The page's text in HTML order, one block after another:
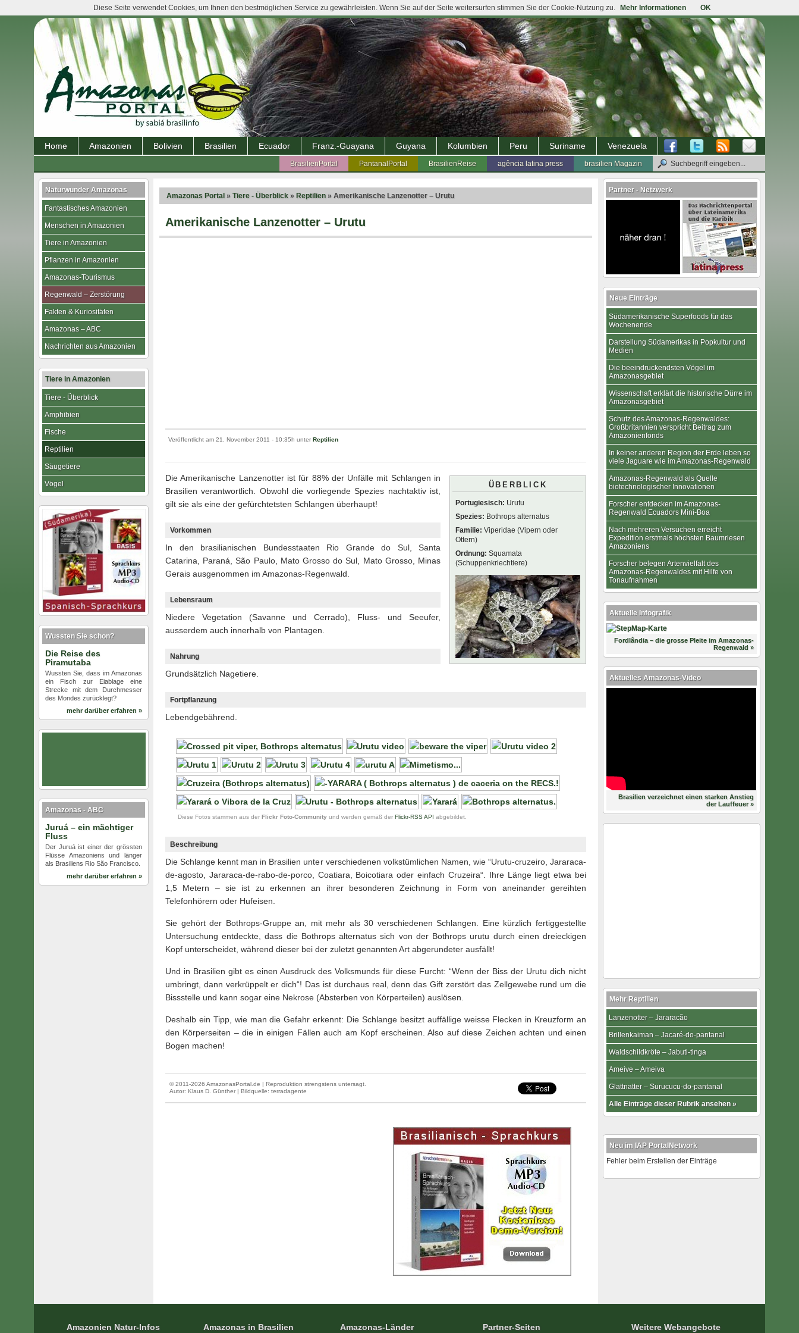
Home Amazonien Bolivien Brasilien Ecuador Franz.-Guayana Guyana Kolumbien Peru Suriname Venezuela
brasilien Magazin
agência latina press
BrasilienReise
PantanalPortal
BrasilienPortal
Amazonas Portal » Tiere - Überblick » Reptilien » Amerikanische Lanzenotter – Urutu
Amerikanische Lanzenotter – Urutu
Veröffentlicht am 21. November 2011 - 10:35h unter Reptilien
ÜBERBLICK
Portugiesisch: Urutu
Spezies: Bothrops alternatus
Familie: Viperidae (Vipern oder
Ottern)
Ordnung: Squamata
(Schuppenkriechtiere)
Die Amerikanische Lanzenotter ist für 88% der Unfälle mit Schlangen in
Brasilien verantwortlich. Obwohl die vorliegende Spezies nachtaktiv ist,
gilt sie als eine der gefürchtetsten Schlangen überhaupt!
Vorkommen
In den brasilianischen Bundesstaaten Rio Grande do Sul, Santa
Catarina, Paraná, São Paulo, Mato Grosso do Sul, Mato Grosso, Minas
Gerais ausgenommen im Amazonas-Regenwald.
Lebensraum
Niedere Vegetation (Savanne und Cerrado), Fluss- und Seeufer,
ausserdem auch innerhalb von Plantagen.
Nahrung
Grundsätzlich Nagetiere.
Fortpflanzung
Lebendgebährend.
Diese Fotos stammen aus der Flickr Foto-Community und werden gemäß der Flickr-RSS API abgebildet.
Beschreibung
Die Schlange kennt man in Brasilien unter verschiedenen volkstümlichen Namen, wie “Urutu-cruzeiro, Jararaca-
de-agosto, Jararaca-de-rabo-de-porco, Coatiara, Boicotiara oder einfach Cruzeira“. Ihre Länge liegt etwa bei
1,5 Metern – sie ist zu erkennen an ihrer besonderen Zeichnung in Form von aneinander gereihten
Telefonhörern oder Hufeisen.
Sie gehört der Bothrops-Gruppe an, mit mehr als 30 verschiedenen Schlangen. Eine kürzlich fertiggestellte
Untersuchung entdeckte, dass die Bothrops alternatus sich von der Bothrops urutu durch einen dreieckigen
Kopf unterscheidet, während dieser bei der zuletzt genannten Art abgerundeter ausfällt!
Und in Brasilien gibt es einen Ausdruck des Volksmunds für diese Furcht: “Wenn der Biss der Urutu dich nicht
umbringt, dann verkrüppelt er dich“! Das ist durchaus real, denn das Gift zerstört das Zellgewebe rund um die
Bissstelle und kann sogar eine Nekrose (Absterben von Körperteilen) auslösen.
Deshalb ein Tipp, wie man die Gefahr erkennt: Die Schlange besitzt auffällige weisse Flecken in Kreuzform an
den Körperseiten – die in einigen Fällen auch am Kopf erscheinen. Also auf diese Zeichen achten und einen
Bogen machen!
© 2011-2026 AmazonasPortal.de | Reproduktion strengstens untersagt.
Autor: Klaus D. Günther | Bildquelle: terradagente
Naturwunder Amazonas
Fantastisches Amazonien
Menschen in Amazonien
Tiere in Amazonien
Pflanzen in Amazonien
Amazonas-Tourismus
Regenwald – Zerstörung
Fakten & Kuriositäten
Amazonas – ABC
Nachrichten aus Amazonien
Tiere in Amazonien
Tiere - Überblick
Amphibien
Fische
Reptilien
Säugetiere
Vögel
Wussten Sie schon?
Die Reise des
Piramutaba
Wussten Sie, dass im Amazonas
ein Fisch zur Eiablage eine
Strecke mit dem Durchmesser
des Mondes zurücklegt?
mehr darüber erfahren »
Amazonas - ABC
Juruá – ein mächtiger
Fluss
Der Juruá ist einer der grössten
Flüsse Amazoniens und länger
als Brasiliens Rio São Francisco.
mehr darüber erfahren »
Partner - Netzwerk
Neue Einträge
Südamerikanische Superfoods für das
Wochenende
Darstellung Südamerikas in Popkultur und
Medien
Die beeindruckendsten Vögel im
Amazonasgebiet
Wissenschaft erklärt die historische Dürre im
Amazonasgebiet
Schutz des Amazonas-Regenwaldes:
Großbritannien verspricht Beitrag zum
Amazonienfonds
In keiner anderen Region der Erde leben so
viele Jaguare wie im Amazonas-Regenwald
Amazonas-Regenwald als Quelle
biotechnologischer Innovationen
Forscher entdecken im Amazonas-
Regenwald Ecuadors Mini-Boa
Nach mehreren Versuchen erreicht
Expedition erstmals höchsten Baumriesen
Amazoniens
Forscher belegen Artenvielfalt des
Amazonas-Regenwaldes mit Hilfe von
Tonaufnahmen
Aktuelle Infografik
Fordlândia – die grosse Pleite im Amazonas-
Regenwald »
Aktuelles Amazonas-Video
Brasilien verzeichnet einen starken Anstieg
der Lauffeuer »
Mehr Reptilien
Lanzenotter – Jararacão
Brillenkaiman – Jacaré-do-pantanal
Waldschildkröte – Jabuti-tinga
Ameive – Ameiva
Glattnatter – Surucucu-do-pantanal
Alle Einträge dieser Rubrik ansehen »
Neu im IAP PortalNetwork
Fehler beim Erstellen der Einträge
Amazonien Natur-Infos Amazonas in Brasilien Amazonas-Länder Partner-Seiten Weitere Webangebote
Diese Seite verwendet Cookies, um Ihnen den bestmöglichen Service zu gewährleisten. Wenn Sie auf der Seite weitersurfen stimmen Sie der Cookie-Nutzung zu. Mehr Informationen OK